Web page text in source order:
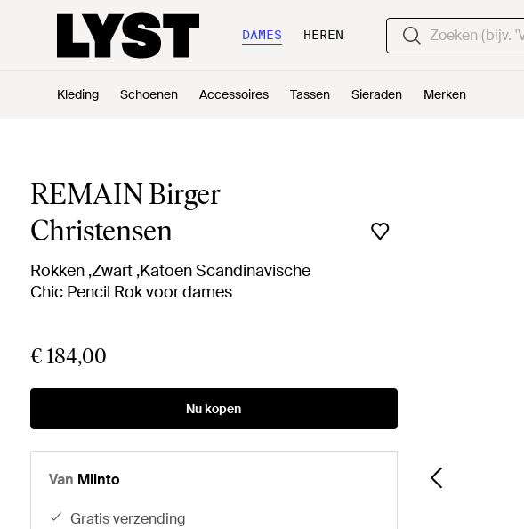
DAMES HEREN
Kleding Schoenen Accessoires Tassen Sieraden Merken
REMAIN Birger
Christensen
Rokken ,Zwart ,Katoen Scandinavische
Chic Pencil Rok voor dames
€ 184,00
Nu kopen
Van Miinto
gratis verzending